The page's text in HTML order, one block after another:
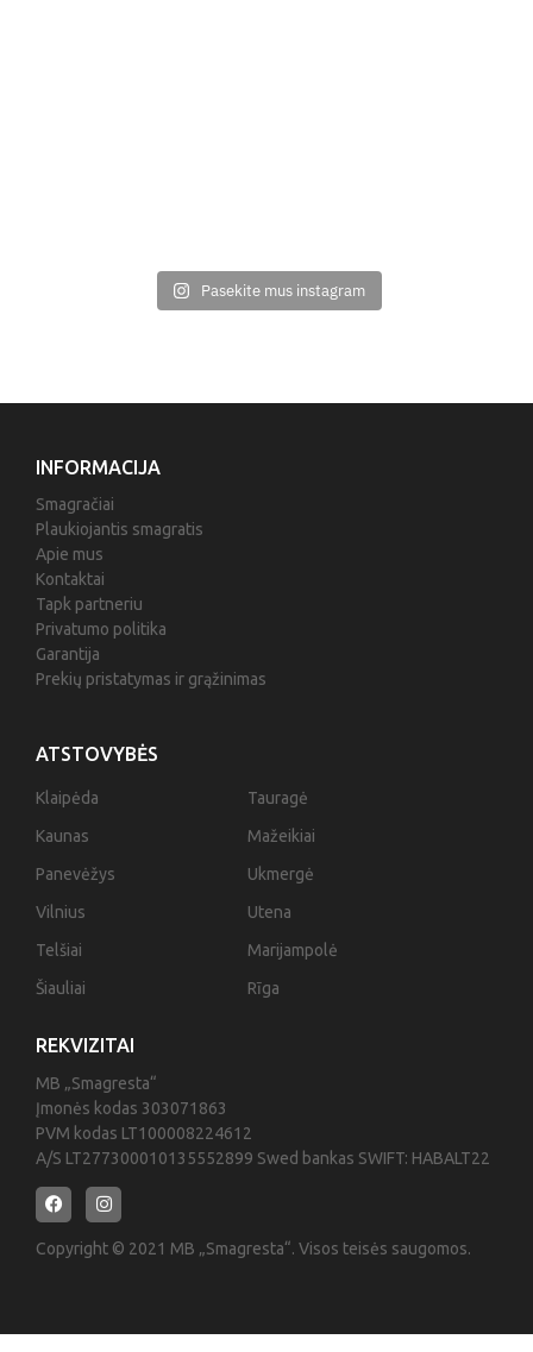
Pasekite mus instagram
REKVIZITAI
MB „Smagresta“
Įmonės kodas 303071863
PVM kodas LT100008224612
A/S LT277300010135552899 Swed bankas SWIFT: HABALT22
Copyright © 2021 MB „Smagresta“. Visos teisės saugomos.
ATSTOVYBĖS
Klaipėda
Kaunas
Panevėžys
Vilnius
Telšiai
Šiauliai
Tauragė
Mažeikiai
Ukmergė
Utena
Marijampolė
Rīga
INFORMACIJA
Smagračiai
Plaukiojantis smagratis
Apie mus
Kontaktai
Tapk partneriu
Privatumo politika
Garantija
Prekių pristatymas ir grąžinimas